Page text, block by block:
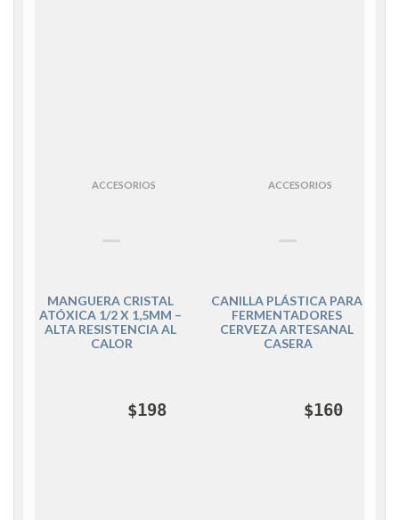
ACCESORIOS
MANGUERA CRISTAL
ATÓXICA 1/2 X 1,5MM –
ALTA RESISTENCIA AL
CALOR
$198
ACCESORIOS
CANILLA PLÁSTICA PARA
FERMENTADORES
CERVEZA ARTESANAL
CASERA
$160